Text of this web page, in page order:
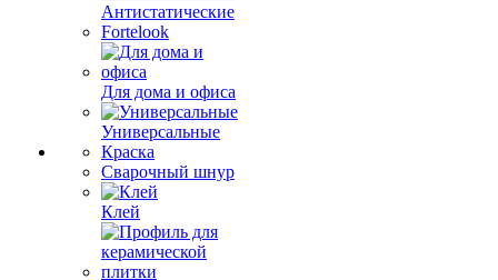
Антистатические
Fortelook
Для дома и офиса
Универсальные
Краска
Сварочный шнур
Клей